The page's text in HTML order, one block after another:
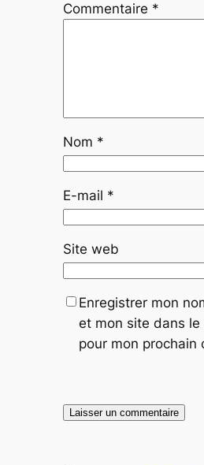
Commentaire *
Nom *
E-mail *
Site web
Enregistrer mon
et mon site dans le
pour mon prochain